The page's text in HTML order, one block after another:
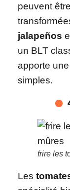
peuvent
jalapeños
un BLT
apporte
simples.
frire les
Les